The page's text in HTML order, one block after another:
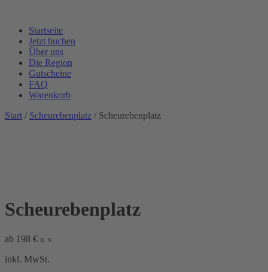
Startseite
Jetzt buchen
Über uns
Die Region
Gutscheine
FAQ
Warenkorb
Start / Scheurebenplatz / Scheurebenplatz
Scheurebenplatz
ab 198 € n. v.
inkl. MwSt.